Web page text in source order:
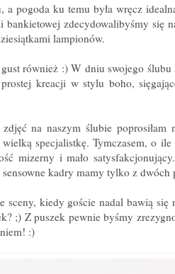
a pogoda ku temu była wręcz
zdecydowalibyśmy się
lampionów.
również :) W dniu swojego ślubu
kreacji w stylu boho,
na naszym ślubie poprosiłam
specjalistkę. Tymczasem, o
mizerny i mało
kadry mamy tylko z
sceny, kiedy goście nadal bawią się
;) Z puszek pewnie byśmy
:)